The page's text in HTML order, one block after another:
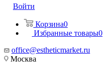
Войти
Корзина0
Избранные товары0
office@estheticmarket.ru
Москва